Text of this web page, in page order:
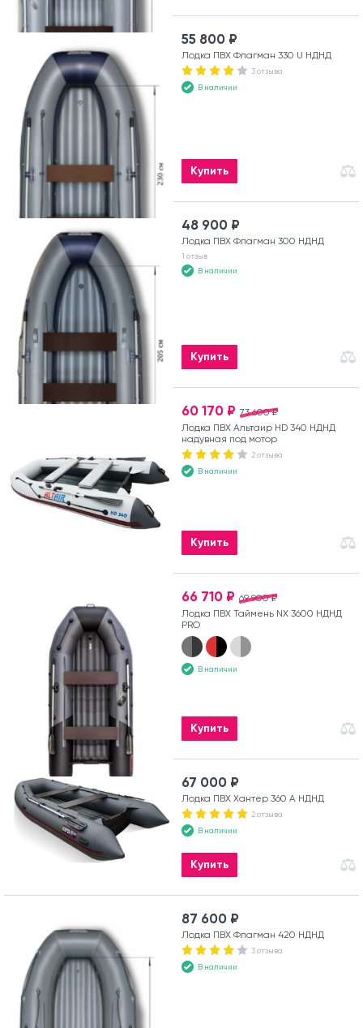
55 800 ₽
Лодка ПВХ Флагман 330 U НДНД
3 отзыва
В наличии
Купить
48 900 ₽
Лодка ПВХ Флагман 300 НДНД
1 отзыв
В наличии
Купить
73 600 ₽
60 170 ₽
Лодка ПВХ Альтаир HD 340 НДНД
надувная под мотор
2 отзыва
В наличии
Купить
69 900 ₽
66 710 ₽
Лодка ПВХ Таймень NX 3600 НДНД
PRO
В наличии
Купить
67 000 ₽
Лодка ПВХ Хантер 360 А НДНД
2 отзыва
В наличии
Купить
87 600 ₽
Лодка ПВХ Флагман 420 НДНД
3 отзыва
В наличии